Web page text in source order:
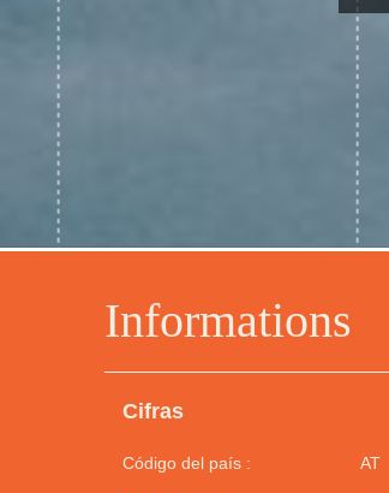
Informations
Cifras
Código del país : AT